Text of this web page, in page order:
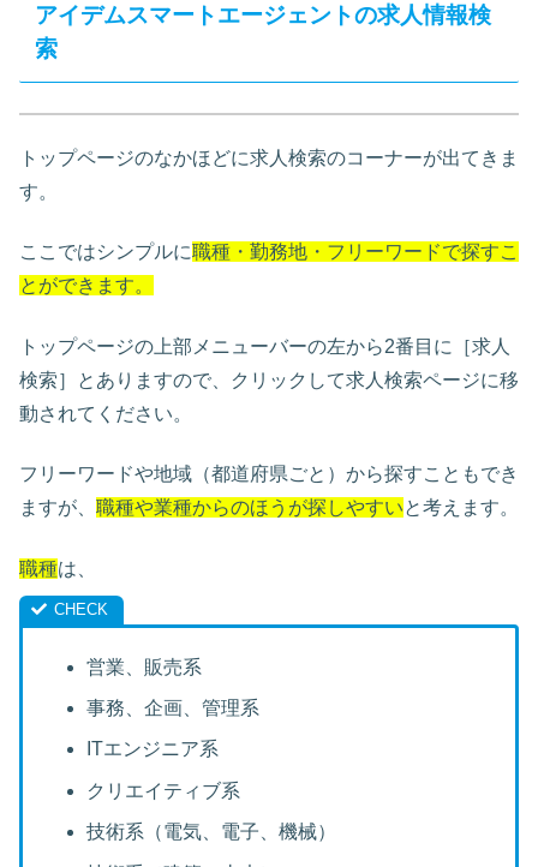
アイデムスマートエージェントの求人情報検
索
トップページのなかほどに求人検索のコーナーが出てきま
す。
ここではシンプルに職種・勤務地・フリーワードで探すこ
とができます。
トップページの上部メニューバーの左から2番目に［求人
検索］とありますので、クリックして求人検索ページに移
動されてください。
フリーワードや地域（都道府県ごと）から探すこともでき
ますが、 職種や業種からのほうが探しやすいと考えます。
職種は、
営業、販売系
事務、企画、管理系
ITエンジニア系
クリエイティブ系
技術系（電気、電子、機械）